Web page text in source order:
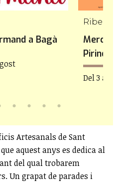
a Bagà
Mercat
Pirineu
Del 3 a 8
Artesanals de Sant
aquest anys es dedica al
del qual trobarem
Un grapat de parades i